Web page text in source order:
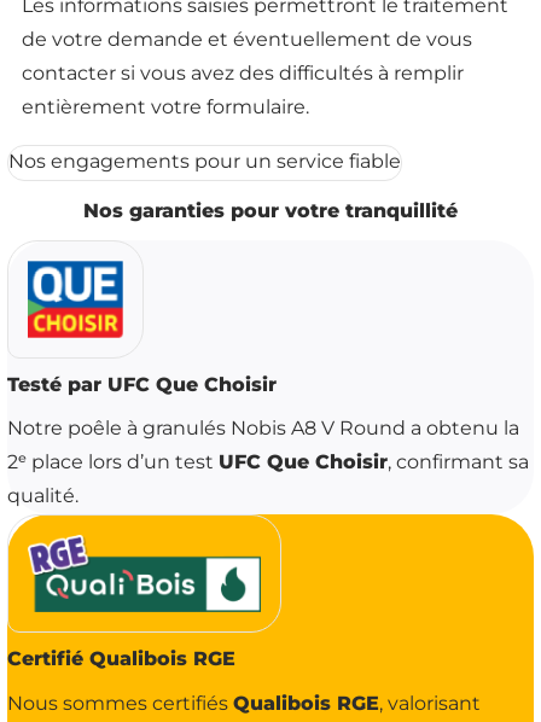
Les informations saisies permettront le traitement
de votre demande et éventuellement de vous
contacter si vous avez des difficultés à remplir
entièrement votre formulaire.
Nos engagements pour un service fiable
Nos garanties pour votre tranquillité
Testé par UFC Que Choisir
Notre poêle à granulés Nobis A8 V Round a obtenu la
2ᵉ place lors d’un test UFC Que Choisir, confirmant sa
qualité.
Certifié Qualibois RGE
Nous sommes certifiésQualibois RGE, valorisant